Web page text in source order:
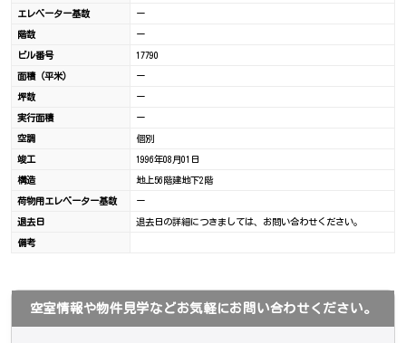
エレベーター基数 ー
階数 ー
ビル番号 17790
面積（平米） ー
坪数 ー
実行面積 ー
空調 個別
竣工 1996年08月01日
構造 地上56階建地下2階
荷物用エレベーター基数 ー
退去日 退去日の詳細につきましては、お問い合わせください。
備考
空室情報や物件見学などお気軽にお問い合わせください。